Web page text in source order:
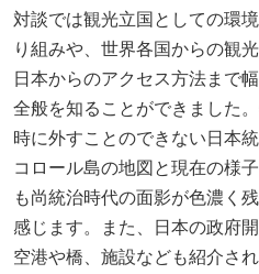
対談では観光立国としての環
り組みや、世界各国からの観
日本からのアクセス方法まで
全般を知ることができました
時に外すことのできない日本
コロール島の地図と現在の様
も尚統治時代の面影が色濃く
感じます。また、日本の政府
空港や橋、施設なども紹介さ